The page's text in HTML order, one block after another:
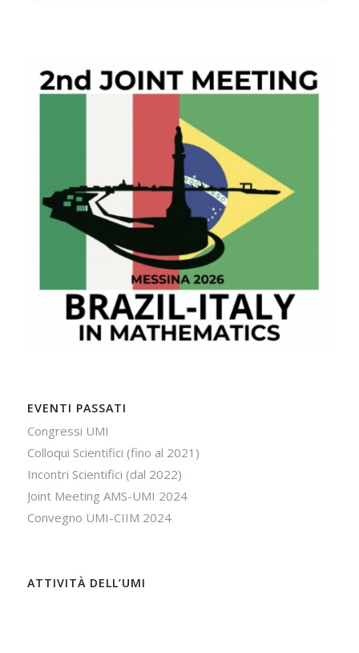
EVENTI PASSATI
Congressi UMI
Colloqui Scientifici (fino al 2021)
Incontri Scientifici (dal 2022)
Joint Meeting AMS-UMI 2024
Convegno UMI-CIIM 2024
ATTIVITÀ DELL’UMI